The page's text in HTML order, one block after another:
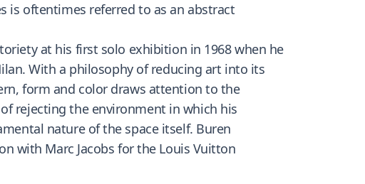
is oftentimes referred to as an abstract
at his first solo exhibition in 1968 when he
With a philosophy of reducing art into its
form and color draws attention to the
rejecting the environment in which his
nature of the space itself. Buren
with Marc Jacobs for the Louis Vuitton